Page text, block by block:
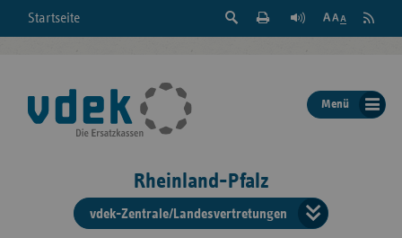
Startseite
Suche
der
Seite
Feed
Menü
Rheinland-Pfalz
vdek-Zentrale/Landesvertretungen